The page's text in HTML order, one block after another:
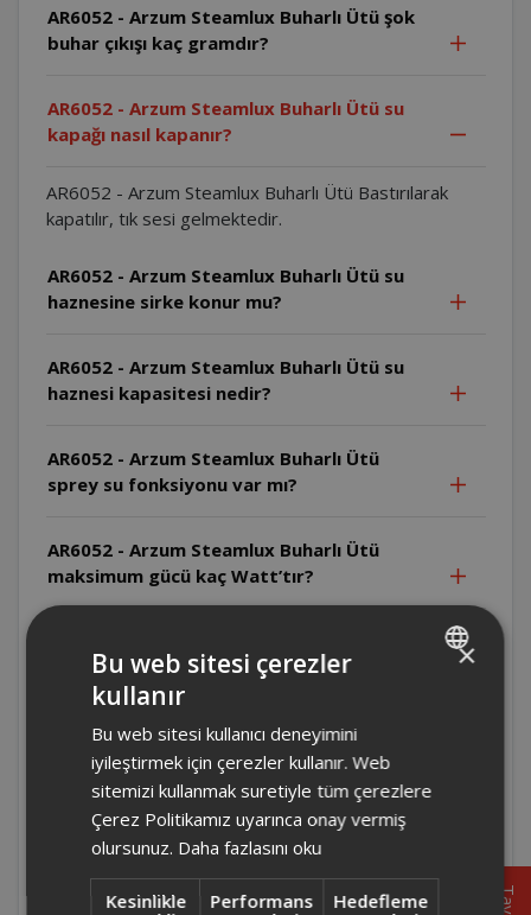
AR6052 - Arzum Steamlux Buharlı Ütü şok
buhar çıkışı kaç gramdır?
AR6052 - Arzum Steamlux Buharlı Ütü su
kapağı nasıl kapanır?
AR6052 - Arzum Steamlux Buharlı Ütü Bastırılarak
kapatılır, tık sesi gelmektedir.
AR6052 - Arzum Steamlux Buharlı Ütü su
haznesine sirke konur mu?
AR6052 - Arzum Steamlux Buharlı Ütü su
haznesi kapasitesi nedir?
AR6052 - Arzum Steamlux Buharlı Ütü
sprey su fonksiyonu var mı?
AR6052 - Arzum Steamlux Buharlı Ütü
maksimum gücü kaç Watt’tır?
ütüleme yapabilir mi?
AR6052 - Arzum Steamlux Buharlı Ütü kireç
önleme sistemi var mıdır?
AR6052 - Arzum Steamlux Buharlı Ütü
kendi kendini temizler mi?
×
Bu web sitesi çerezler
kullanır
Bu web sitesi kullanıcı deneyimini
iyileştirmek için çerezler kullanır. Web
sitemizi kullanmak suretiyle tüm çerezlere
Çerez Politikamız uyarınca onay vermiş
olursunuz. Daha fazlasını oku
Kesinlikle
Performans
Hedefleme